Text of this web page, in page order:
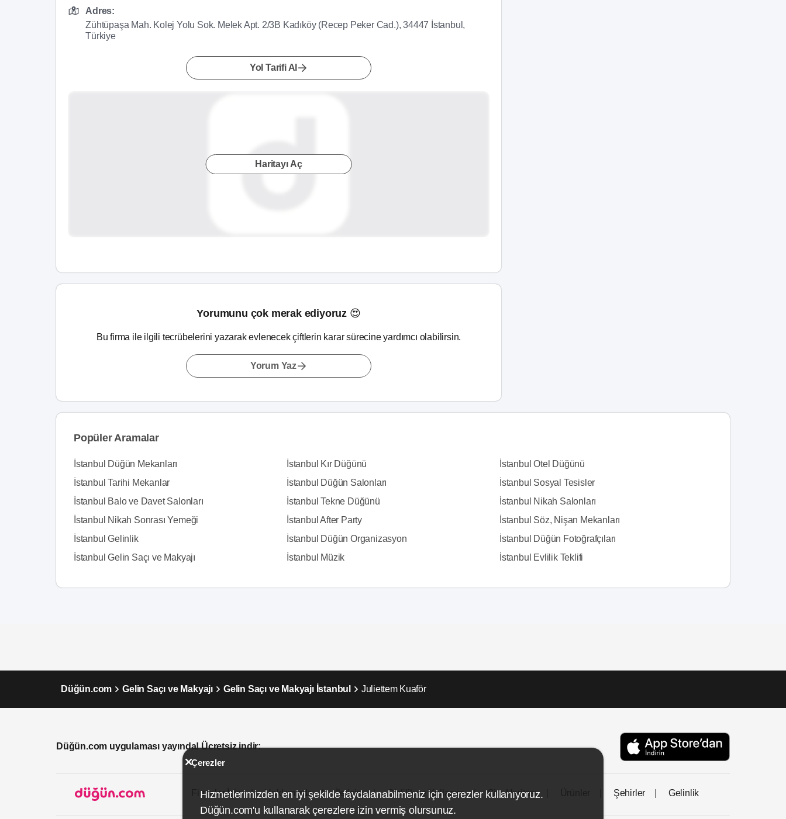
Adres:
Zühtüpaşa Mah. Kolej Yolu Sok. Melek Apt. 2/3B Kadıköy (Recep Peker Cad.), 34447 İstanbul,
Türkiye
Yol Tarifi Al
Haritayı Aç
Yorumunu çok merak ediyoruz 😍
Bu firma ile ilgili tecrübelerini yazarak evlenecek çiftlerin karar sürecine yardımcı olabilirsin.
Yorum Yaz
Popüler Aramalar
İstanbul Düğün Mekanları İstanbul Kır Düğünü
İstanbul Otel Düğünü
İstanbul Tarihi Mekanlar
İstanbul Düğün Salonları
İstanbul Sosyal Tesisler
İstanbul Balo ve Davet Salonları
İstanbul Tekne Düğünü
İstanbul Nikah Salonları
İstanbul Nikah Sonrası Yemeği
İstanbul After Party
İstanbul Söz, Nişan Mekanları
İstanbul Gelinlik
İstanbul Düğün Organizasyon
İstanbul Düğün Fotoğrafçıları
İstanbul Gelin Saçı ve Makyajı
İstanbul Müzik İstanbul Evlilik Teklifi
Düğün.com Gelin Saçı ve Makyajı Gelin Saçı ve Makyajı İstanbul Juliettem Kuaför
Düğün.com uygulaması yayında! Ücretsiz indir:
Firmalar İçin Hakkımızda İletişim Gizlilik ve Kullanım Site Haritası Şehirler Gelinlik
Çerezler
Hizmetlerimizden en iyi şekilde faydalanabilmeniz için çerezler kullanıyoruz.
Düğün.com'u kullanarak çerezlere izin vermiş olursunuz.